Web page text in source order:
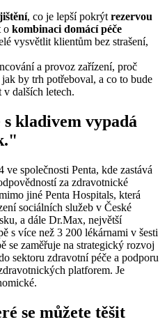
, co je lepší pokrýt rezervou
o kombinaci domácí péče
vysvětlit klientům bez strašení,
a provoz zařízení, proč
by trh potřeboval, a co to bude
v dalších letech.
kladivem vypadá
"
společnosti Penta, kde zastává
za zdravotnické
jiné Penta Hospitals, která
sociálních služeb v České
a dále Dr.Max, největší
s více než 3 200 lékárnami v šesti
se zaměřuje na strategický rozvoj
sektoru zdravotní péče a podporu
platforem. Je
se můžete těšit